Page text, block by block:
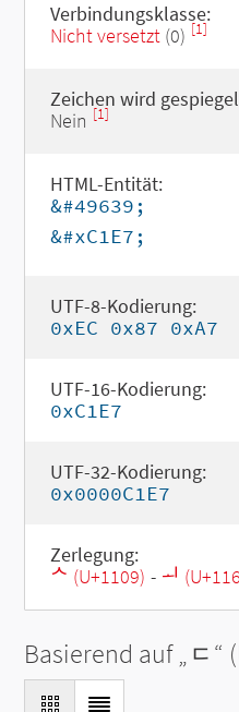
Verbindungsklasse:
Nicht versetzt(0) [1]
Zeichen wird
Nein [1]
HTML-Entität:
&#49639;
&#xC1E7;
UTF-8-Kodierung:
0xEC 0x87 0xA7
UTF-16-Kodierung:
0xC1E7
UTF-32-Kodierung:
0x0000C1E7
Zerlegung:
ᄉ (U+1109) - ᅬ
Basierend auf „ᆮ“